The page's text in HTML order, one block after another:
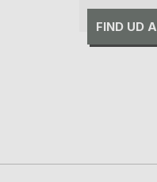
FIND UD